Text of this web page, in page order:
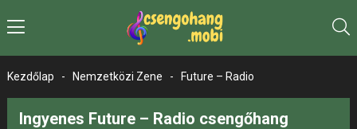
Kezdőlap - Nemzetközi Zene - Future – Radio
Ingyenes Future – Radio csengőhang